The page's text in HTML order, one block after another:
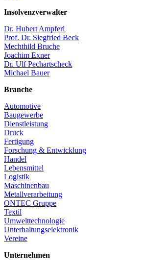
Insolvenzverwalter
Dr. Hubert Ampferl
Prof. Dr. Siegfried Beck
Mechthild Bruche
Joachim Exner
Dr. Ulf Pechartscheck
Michael Bauer
Branche
Automotive
Baugewerbe
Dienstleistung
Druck
Fertigung
Forschung & Entwicklung
Handel
Lebensmittel
Logistik
Maschinenbau
Metallverarbeitung
ONTEC Gruppe
Textil
Umwelttechnologie
Unterhaltungselektronik
Vereine
Unternehmen